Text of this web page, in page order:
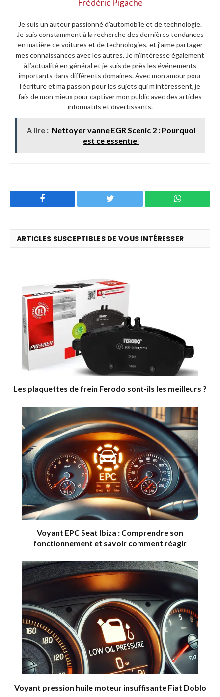
Frédéric Pigache
Je suis un auteur passionné d’automobile et de technologie.
Je suis constamment à la recherche des dernières tendances
en matière de voitures et de technologies, et j’aime partager
mes connaissances avec les autres. Je m’intéresse également
à l’actualité en général et je suis de près les événements
importants dans différents domaines. Avec mon amour pour
l’écriture et ma passion pour les sujets qui m’intéressent, je
fais de mon mieux pour captiver mon public avec des articles
informatifs et divertissants.
A lire : Nettoyer vanne EGR Scenic 2 : Pourquoi
est ce essentiel
Twitter WhatsApp
ARTICLES SUSCEPTIBLES DE VOUS INTÉRESSER
Les plaquettes de frein Ferodo sont-ils les meilleurs ?
Voyant EPC Seat Ibiza : Comprendre son
fonctionnement et savoir comment réagir
Voyant pression huile moteur insuffisante Fiat Doblo